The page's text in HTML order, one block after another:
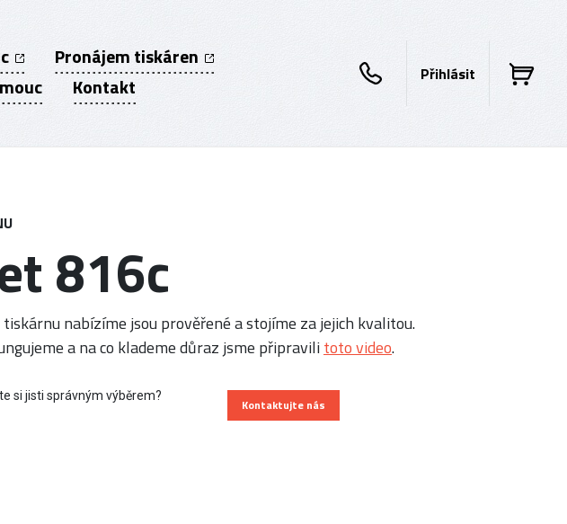
Pronájem tiskáren
Kontakt Přihlásit
816c
nabízíme jsou prověřené a stojíme za jejich kvalitou.
a na co klademe důraz jsme připravilitoto video.
si jisti správným výběrem?
Kontaktujte nás